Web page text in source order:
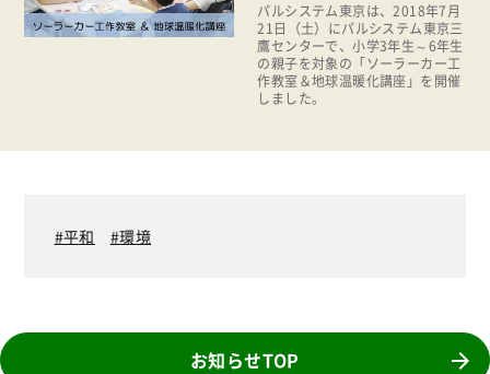
パルシステム東京は、2018年7月
21日（土）にパルシステム東京三
鷹センターで、小学3年生～6年生
の親子を対象の「ソーラーカー工
作教室＆地球温暖化講座」を開催
しました。
平和 環境
お知らせTOP